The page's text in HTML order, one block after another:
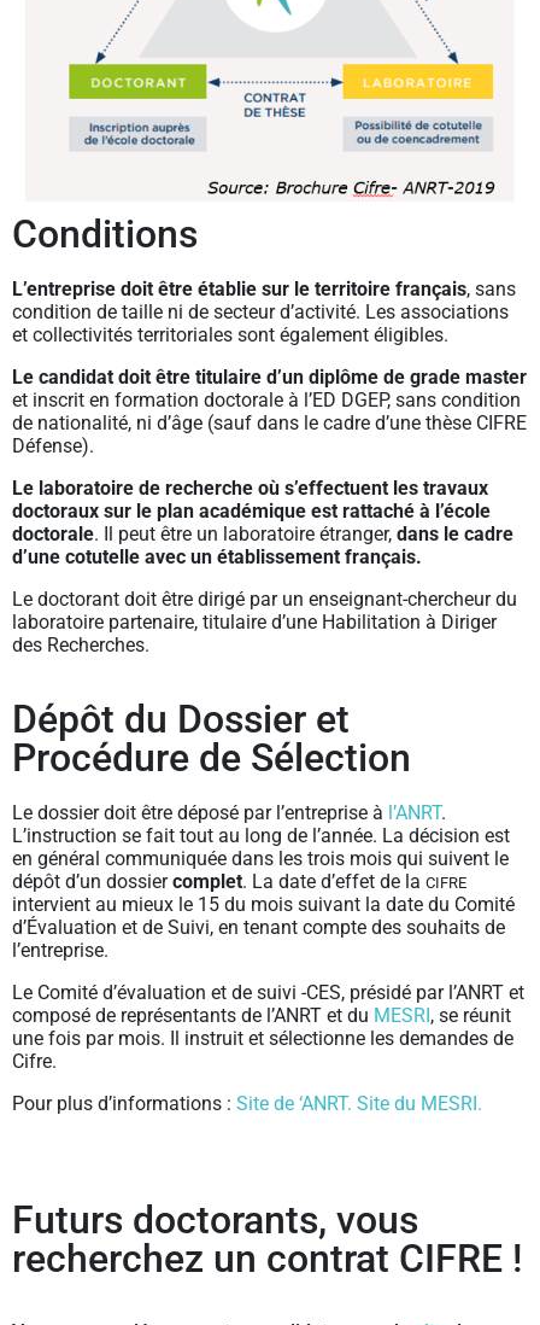
Conditions
L’entreprise doit être établie sur le territoire français, sans
condition de taille ni de secteur d’activité. Les associations
et collectivités territoriales sont également éligibles.
Le candidat doit être titulaire d’un diplôme de grade master
et inscrit en formation doctorale à l’ED DGEP, sans condition
de nationalité, ni d’âge (sauf dans le cadre d’une thèse CIFRE
Défense).
Le laboratoire de recherche où s’effectuent les travaux
doctoraux sur le plan académique est rattaché à l’école
doctorale. Il peut être un laboratoire étranger, dans le cadre
d’une cotutelle avec un établissement français.
Le doctorant doit être dirigé par un enseignant-chercheur du
laboratoire partenaire, titulaire d’une Habilitation à Diriger
des Recherches.
Dépôt du Dossier et
Procédure de Sélection
Le dossier doit être déposé par l’entreprise à l’ANRT.
L’instruction se fait tout au long de l’année. La décision est
en général communiquée dans les trois mois qui suivent le
dépôt d’un dossiercomplet. La date d’effet de la CIFRE
intervient au mieux le 15 du mois suivant la date du Comité
d’Évaluation et de Suivi, en tenant compte des souhaits de
l’entreprise.
Le Comité d’évaluation et de suivi -CES, présidé par l’ANRT et
composé de représentants de l’ANRT et du MESRI, se réunit
une fois par mois. Il instruit et sélectionne les demandes de
Cifre.
Pour plus d’informations : Site de ‘ANRT. Site du MESRI.
Futurs doctorants, vous
recherchez un contrat CIFRE !